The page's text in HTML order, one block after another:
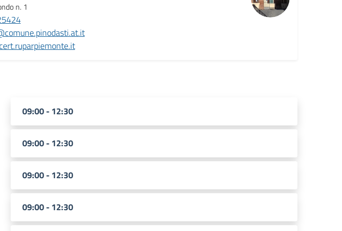
n. 1
09:00 - 12:30
09:00 - 12:30
09:00 - 12:30
09:00 - 12:30